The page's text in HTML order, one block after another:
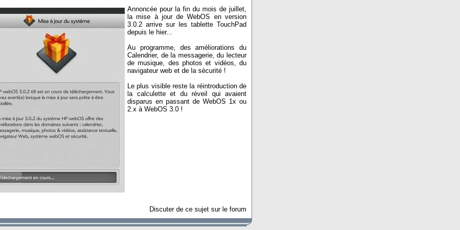
Annoncée pour la fin du mois de juillet,
la mise à jour de WebOS en version
3.0.2 arrive sur les tablette TouchPad
depuis le hier...
Au programme, des améliorations du
Calendrier, de la messagerie, du lecteur
de musique, des photos et vidéos, du
navigateur web et de la sécurité !
Le plus visible reste la réintroduction de
la calculette et du réveil qui avaient
disparus en passant de WebOS 1x ou
2.x à WebOS 3.0 !
Discuter de ce sujet sur le forum